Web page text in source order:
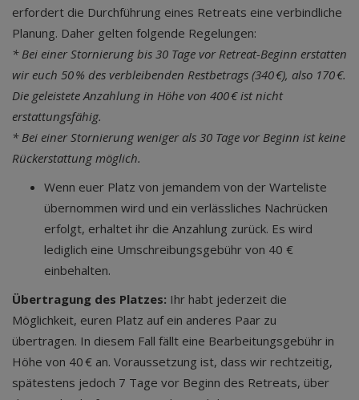
erfordert die Durchführung eines Retreats eine verbindliche
Planung. Daher gelten folgende Regelungen:
* Bei einer Stornierung bis 30 Tage vor Retreat-Beginn erstatten
wir euch 50 % des verbleibenden Restbetrags (340 €), also 170 €.
Die geleistete Anzahlung in Höhe von 400 € ist nicht
erstattungsfähig.
* Bei einer Stornierung weniger als 30 Tage vor Beginn ist keine
Rückerstattung möglich.
Wenn euer Platz von jemandem von der Warteliste
übernommen wird und ein verlässliches Nachrücken
erfolgt, erhaltet ihr die Anzahlung zurück. Es wird
lediglich eine Umschreibungsgebühr von 40 €
einbehalten.
Übertragung des Platzes: Ihr habt jederzeit die
Möglichkeit, euren Platz auf ein anderes Paar zu
übertragen. In diesem Fall fällt eine Bearbeitungsgebühr in
Höhe von 40 € an. Voraussetzung ist, dass wir rechtzeitig,
spätestens jedoch 7 Tage vor Beginn des Retreats, über